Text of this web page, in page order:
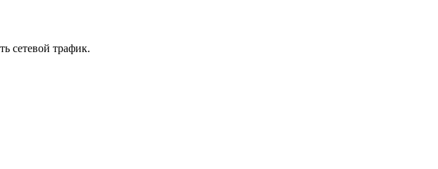
сетевой трафик.